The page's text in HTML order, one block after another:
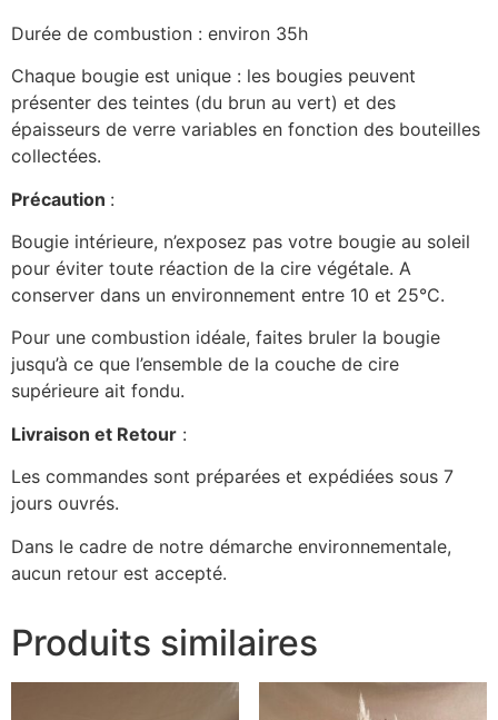
Durée de combustion : environ 35h
Chaque bougie est unique : les bougies peuvent
présenter des teintes (du brun au vert) et des
épaisseurs de verre variables en fonction des bouteilles
collectées.
Précaution :
Bougie intérieure, n’exposez pas votre bougie au soleil
pour éviter toute réaction de la cire végétale. A
conserver dans un environnement entre 10 et 25°C.
Pour une combustion idéale, faites bruler la bougie
jusqu’à ce que l’ensemble de la couche de cire
supérieure ait fondu.
Livraison et Retour :
Les commandes sont préparées et expédiées sous 7
jours ouvrés.
Dans le cadre de notre démarche environnementale,
aucun retour est accepté.
Produits similaires